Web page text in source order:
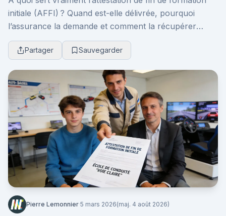
initiale (AFFI) ? Quand est-elle délivrée, pourquoi
l’assurance la demande et comment la récupérer
facilement ? Un guide clair pour avancer serei...
Partager Sauvegarder
Pierre Lemonnier·5 mars 2026(maj. 4 août 2026)